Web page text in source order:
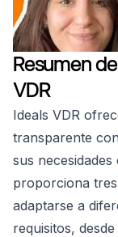
Resumen
VDR
Ideals VDR
transparente
sus
proporciona
adaptarse a
requisitos,